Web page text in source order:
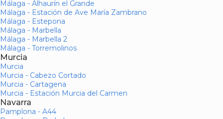
Málaga - Alhaurín el Grande
Málaga - Estación de Ave María Zambrano
Málaga - Estepona
Málaga - Marbella
Málaga - Marbella 2
Málaga - Torremolinos
Murcia
Murcia
Murcia - Cabezo Cortado
Murcia - Cartagena
Murcia - Estación Murcia del Carmen
Navarra
Pamplona - A44